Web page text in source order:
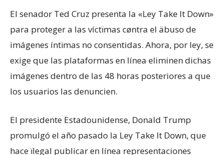
El senador Ted Cruz presenta la «Ley Take It Down»
para proteger a las víctïmas cøntra el äbuso de
imágenes íntïmas no consentidas. Ahora, por ley, se
exige que las plataformas en línea eliminen dichas
imágenes dentro de las 48 horas posteriores a que
los usuarios las denuncien.
El presidente Estadounidense, Donald Trump
promulgó el año pasado la Ley Take It Down, que
hace ïlegal publicar en línea representaciones